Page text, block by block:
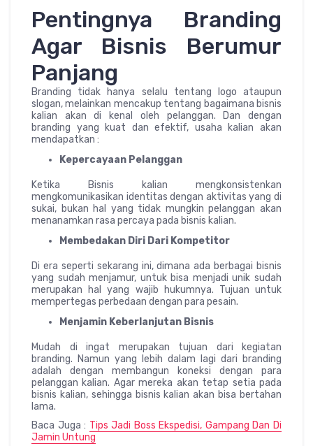
Pentingnya Branding
Agar Bisnis Berumur
Panjang
Branding tidak hanya selalu tentang logo ataupun
slogan, melainkan mencakup tentang bagaimana bisnis
kalian akan di kenal oleh pelanggan. Dan dengan
branding yang kuat dan efektif, usaha kalian akan
mendapatkan :
Kepercayaan Pelanggan
Ketika Bisnis kalian mengkonsistenkan
mengkomunikasikan identitas dengan aktivitas yang di
sukai, bukan hal yang tidak mungkin pelanggan akan
menanamkan rasa percaya pada bisnis kalian.
Membedakan Diri Dari Kompetitor
Di era seperti sekarang ini, dimana ada berbagai bisnis
yang sudah menjamur, untuk bisa menjadi unik sudah
merupakan hal yang wajib hukumnya. Tujuan untuk
mempertegas perbedaan dengan para pesain.
Menjamin Keberlanjutan Bisnis
Mudah di ingat merupakan tujuan dari kegiatan
branding. Namun yang lebih dalam lagi dari branding
adalah dengan membangun koneksi dengan para
pelanggan kalian. Agar mereka akan tetap setia pada
bisnis kalian, sehingga bisnis kalian akan bisa bertahan
lama.
Baca Juga : Tips Jadi Boss Ekspedisi, Gampang Dan Di
Jamin Untung